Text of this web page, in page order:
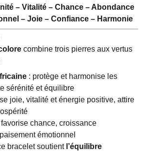
– Vitalité – Chance – Abondance
– Joie – Confiance – Harmonie
combine trois pierres aux vertus
: protège et harmonise les
sérénité et équilibre
joie, vitalité et énergie positive, attire
favorise chance, croissance
émotionnel
bracelet soutient l’équilibre